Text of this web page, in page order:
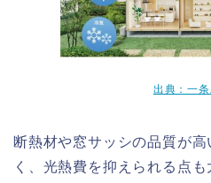
出典：一
断熱材や窓サッシの品質が
く、光熱費を抑えられる点も